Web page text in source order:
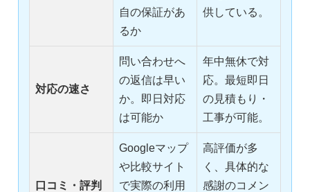
自の保証があ
るか
供している。
対応の速さ
問い合わせへ
の返信は早い
か。即日対応
は可能か
年中無休で対
応。最短即日
の見積もり・
工事が可能。
口コミ・評判
Googleマップ
や比較サイト
で実際の利用
高評価が多
く、具体的な
感謝のコメン